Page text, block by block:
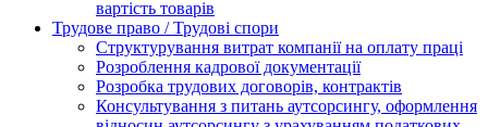
вартість товарів
Трудове право / Трудові спори
Cтруктурування витрат компанії на оплату праці
Розроблення кадрової документації
Розробка трудових договорів, контрактів
Консультування з питань аутсорсингу, оформлення